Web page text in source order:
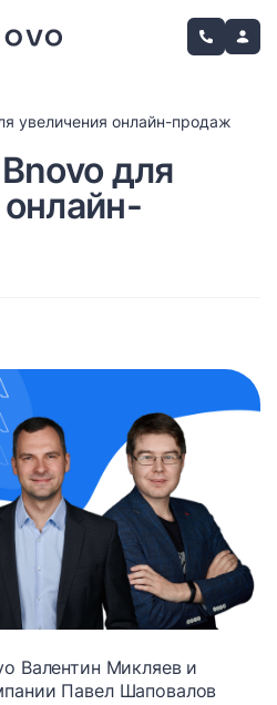
увеличения онлайн-продаж
для
Валентин Микляев и
Павел Шаповалов